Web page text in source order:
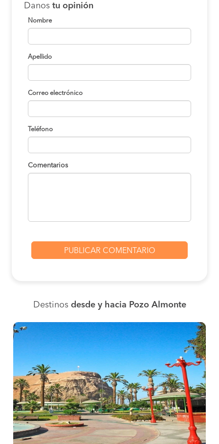
Danos tu opinión
Nombre
Apellido
Correo electrónico
Teléfono
Comentarios
Destinos desde y hacia Pozo Almonte